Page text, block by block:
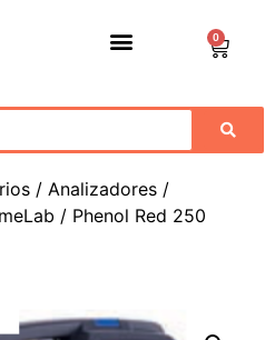
0
/ Analizadores /
/ Phenol Red 250